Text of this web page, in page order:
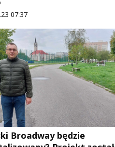
07:37
Broadway będzie